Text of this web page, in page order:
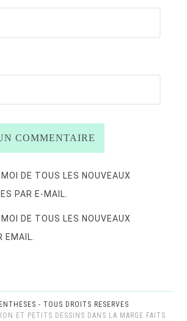
DE TOUS LES NOUVEAUX
PAR E-MAIL.
DE TOUS LES NOUVEAUX
EMAIL.
- TOUS DROITS RESERVES
ET PETITS DESSINS DANS LA MARGE FAITS